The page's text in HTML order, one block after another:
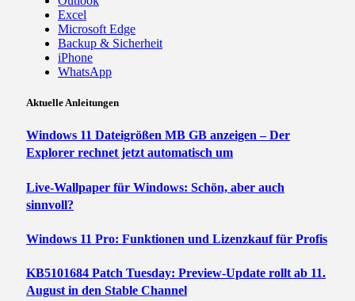
Excel
Microsoft Edge
Backup & Sicherheit
iPhone
WhatsApp
Aktuelle Anleitungen
Windows 11 Dateigrößen MB GB anzeigen – Der
Explorer rechnet jetzt automatisch um
Live-Wallpaper für Windows: Schön, aber auch
sinnvoll?
Windows 11 Pro: Funktionen und Lizenzkauf für Profis
KB5101684 Patch Tuesday: Preview-Update rollt ab 11.
August in den Stable Channel